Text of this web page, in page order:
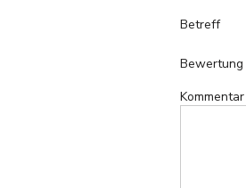
Betreff
Bewertung
Kommentar